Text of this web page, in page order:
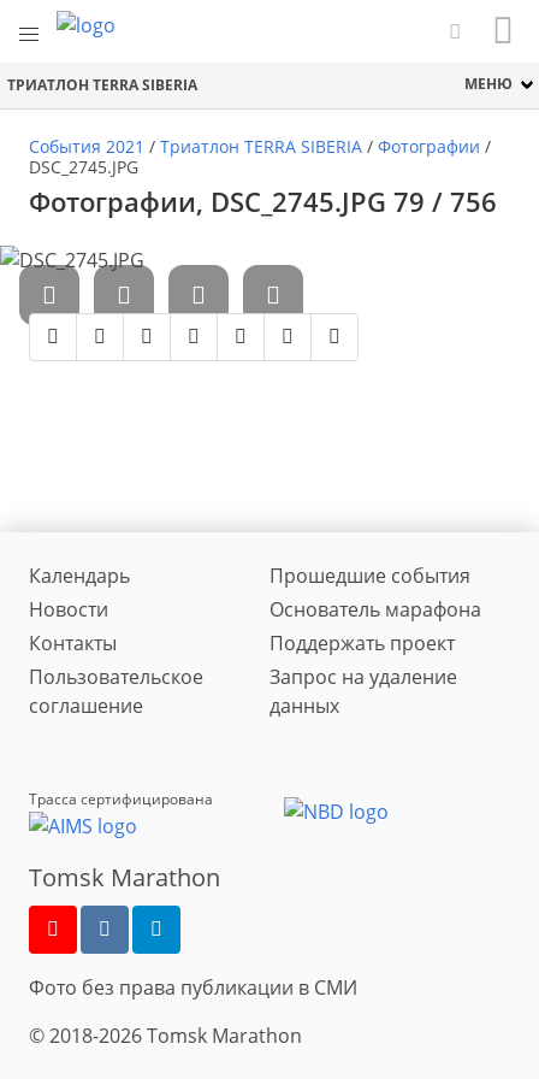
ТРИАТЛОН TERRA SIBERIA МЕНЮ
События 2021 / Триатлон TERRA SIBERIA / Фотографии /
DSC_2745.JPG
Фотографии, DSC_2745.JPG 79 / 756
Календарь
Прошедшие события
Новости
Основатель марафона
Контакты
Поддержать проект
Пользовательское
соглашение
Запрос на удаление
данных
Трасса сертифицирована
Tomsk Marathon
Фото без права публикации в СМИ
© 2018-2026 Tomsk Marathon